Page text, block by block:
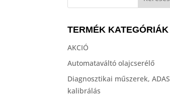
TERMÉK KATEGÓRIÁK
AKCIÓ
Automataváltó olajcserélő
Diagnosztikai műszerek, ADAS
kalibrálás